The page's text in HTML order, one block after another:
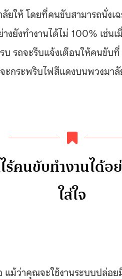
ให้ โดยที่คนขับสามารถนั่งเ
งทำงานได้ไม่ 100% เช่นเ
รถจะรีบแจ้งเตือนให้คนขับ
ะกระพริบไฟสีแดงบนพวงมา
ร้คนขับทำงานได้
ใส่ใจ
ม้ว่าคุณจะใช้งานระบบปล่อ